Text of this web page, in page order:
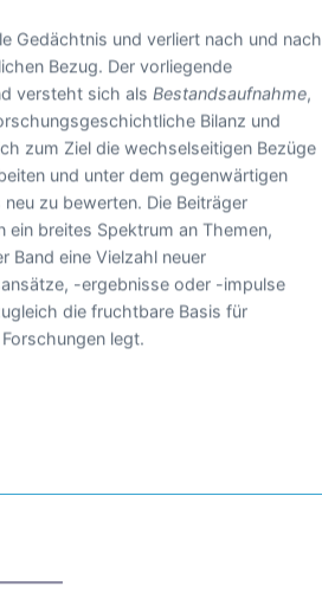
Gedächtnis und verliert nach und nach
Bezug. Der vorliegende
versteht sich als Bestandsaufnahme,
Bilanz und
zum Ziel die wechselseitigen Bezüge
und unter dem gegenwärtigen
neu zu bewerten. Die Beiträger
ein breites Spektrum an Themen,
Band eine Vielzahl neuer
-ergebnisse oder -impulse
die fruchtbare Basis für
legt.